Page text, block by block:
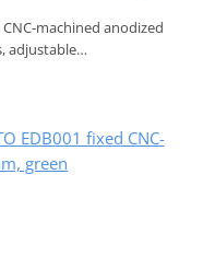
machined anodized
adjustable…
EDB001 fixed CNC-
green